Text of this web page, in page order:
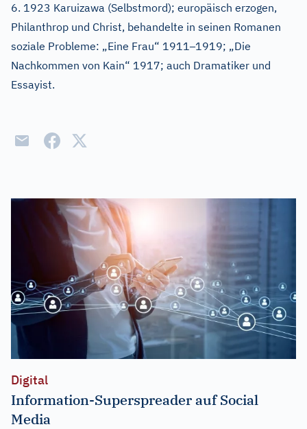
6. 1923 Karuizawa (Selbstmord); europäisch erzogen,
Philanthrop und Christ, behandelte in seinen Romanen
soziale Probleme: „Eine Frau“ 1911–1919; „Die
Nachkommen von Kain“ 1917; auch Dramatiker und
Essayist.
Digital
Information-Superspreader auf Social
Media